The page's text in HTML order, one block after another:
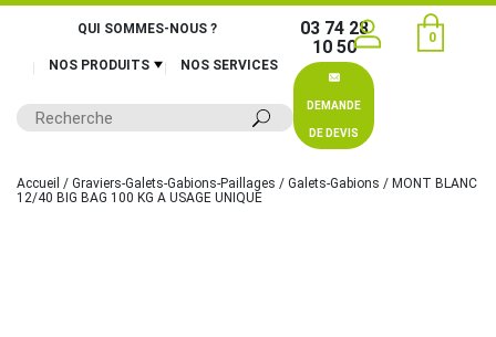
QUI SOMMES-NOUS ?
NOS PRODUITS NOS SERVICES
03 74 28
10 50
DEMANDE
DE DEVIS
0
Accueil / Graviers-Galets-Gabions-Paillages / Galets-Gabions / MONT BLANC
12/40 BIG BAG 100 KG A USAGE UNIQUE